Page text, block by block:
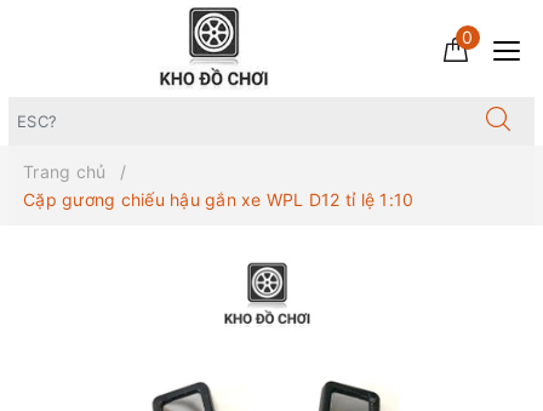
0
Trang chủ
Cặp gương chiếu hậu gắn xe WPL D12 tỉ lệ 1:10